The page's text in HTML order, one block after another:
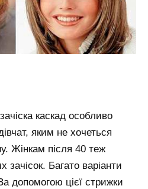
каскад особливо
яким не хочеться
Жінкам після 40 теж
зачісок. Багато варіанти
допомогою цієї стрижки